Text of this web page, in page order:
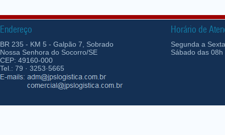
Endereço
BR 235 - KM 5 - Galpão 7, Sobrado
Nossa Senhora do Socorro/SE
CEP: 49160-000
Tel.: 79 · 3253·5665
Horário de
Segunda a
Sábado das 08h